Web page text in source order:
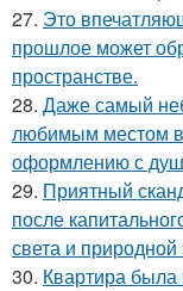
27. Это
прошлое может
пространстве.
28. Даже самый
любимым местом в
оформлению с
29. Приятный
после
света и природной
30. Квартира была